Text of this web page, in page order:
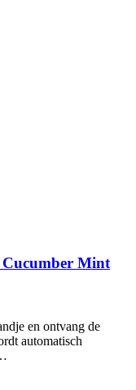
Mint
en ontvang de
automatisch